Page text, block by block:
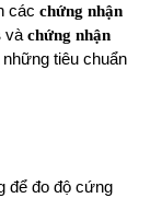
cácchứng nhận
vàchứng nhận
những tiêu chuẩn
để đo độ cứng